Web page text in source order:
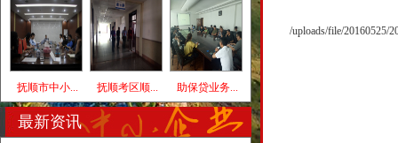
抚顺市中小... 抚顺考区顺... 助保贷业务...
最新资讯
/uploads/file/20160525/